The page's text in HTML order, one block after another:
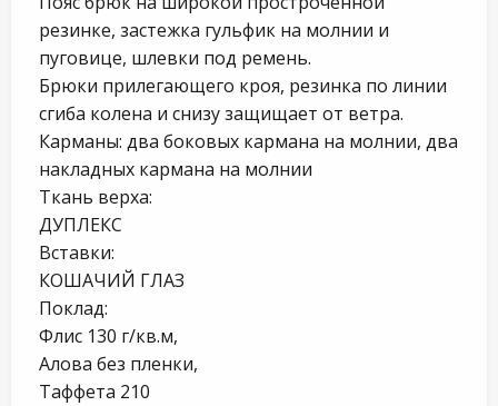
резинке, застежка гульфик на молнии и
пуговице, шлевки под ремень.
Брюки прилегающего кроя, резинка по линии
сгиба колена и снизу защищает от ветра.
Карманы: два боковых кармана на молнии, два
накладных кармана на молнии
Ткань верха:
ДУПЛЕКС
Вставки:
КОШАЧИЙ ГЛАЗ
Поклад:
Флис 130 г/кв.м,
Алова без пленки,
Таффета 210